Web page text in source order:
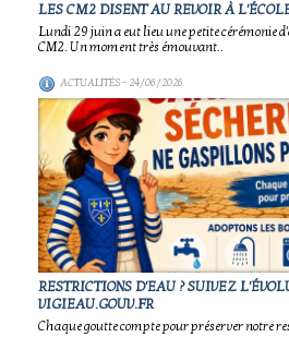
LES CM2 DISENT AU REVOIR À
Lundi 29 juin a eut lieu une petite cérémonie
CM2. Un moment très émouvant..
ACTUALITÉS- 24/06/2026
RESTRICTIONS D'EAU ? SUIVEZ
VIGIEAU.GOUV.FR
Chaque goutte compte pour préserver notre